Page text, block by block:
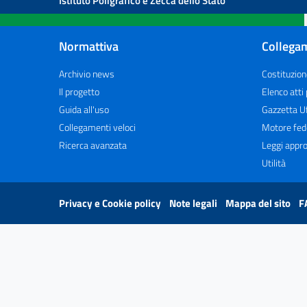
Normattiva
Archivio news
Il progetto
Guida all'uso
Collegamenti veloci
Ricerca avanzata
Elenco atti
Gazzetta
Motore
Leggi
Utilità
Privacy e Cookie policy Note legali Mappa del sito